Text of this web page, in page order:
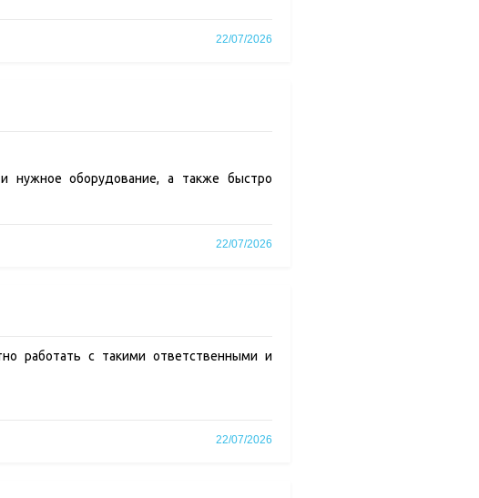
22/07/2026
нужное оборудование, а также быстро
22/07/2026
работать с такими ответственными и
22/07/2026